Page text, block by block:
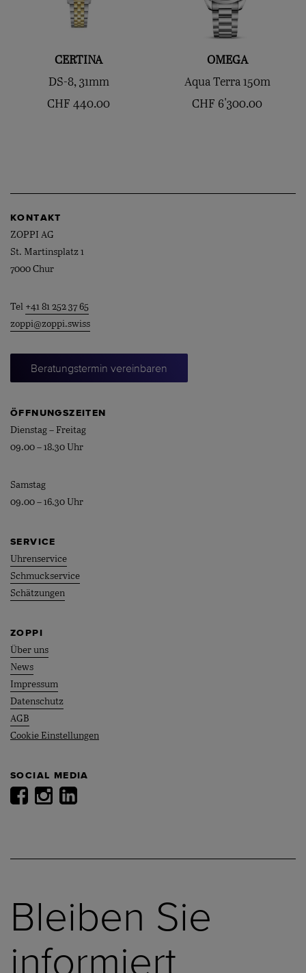
CERTINA
DS-8, 31mm
CHF 440.00
OMEGA
Aqua Terra 150m
CHF 6'300.00
KONTAKT
ZOPPI AG
St. Martinsplatz 1
7000 Chur
Tel +41 81 252 37 65
zoppi@zoppi.swiss
Beratungstermin vereinbaren
ÖFFNUNGSZEITEN
Dienstag – Freitag
09.00 – 18.30 Uhr
Samstag
09.00 – 16.30 Uhr
SERVICE
Uhrenservice
Schmuckservice
Schätzungen
ZOPPI
Über uns
News
Impressum
Datenschutz
AGB
Cookie Einstellungen
SOCIAL MEDIA
Bleiben Sie
informiert